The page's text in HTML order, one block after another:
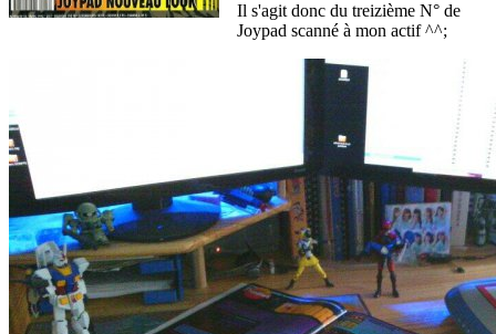
Il s'agit donc du treizième N° de
Joypad scanné à mon actif ^^;